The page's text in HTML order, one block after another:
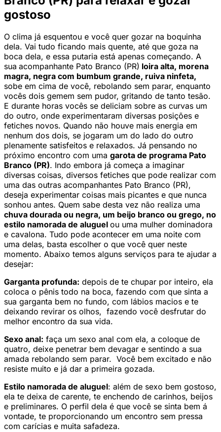
gostoso
O clima já esquentou e você quer gozar na boquinha
dela. Vai tudo ficando mais quente, até que goza na
boca dela, e essa putaria está apenas começando. A
sua acompanhante Pato Branco (PR) loira alta, morena
magra, negra com bumbum grande, ruiva ninfeta,
sobe em cima de você, rebolando sem parar, enquanto
vocês dois gemem sem pudor, gritando de tanto tesão.
E durante horas vocês se deliciam sobre as curvas um
do outro, onde experimentaram diversas posições e
fetiches novos. Quando não houve mais energia em
nenhum dos dois, se jogaram um do lado do outro
plenamente satisfeitos e relaxados. Já pensando no
próximo encontro com uma garota de programa Pato
Branco (PR). Indo embora já começa a imaginar
diversas coisas, diversos fetiches que pode realizar com
uma das outras acompanhantes Pato Branco (PR),
deseja experimentar coisas mais picantes e que nunca
sonhou antes. Quem sabe desta vez não realiza uma
chuva dourada ou negra, um beijo branco ou grego, no
estilo namorada de aluguel ou uma mulher dominadora
e cavalona. Tudo pode acontecer em uma noite com
uma delas, basta escolher o que você quer neste
momento. Abaixo temos alguns serviços para te ajudar a
desejar:
Garganta profunda: depois de te chupar por inteiro, ela
coloca o pênis todo na boca, fazendo com que sinta a
sua garganta bem no fundo, com lábios macios e te
deixando revirar os olhos, fazendo você desfrutar do
melhor encontro da sua vida.
Sexo anal: faça um sexo anal com ela, a coloque de
quatro, deixe penetrar bem devagar e sentindo a sua
amada rebolando sem parar. Você bem excitado e não
resiste muito e já dar a primeira gozada.
Estilo namorada de aluguel: além de sexo bem gostoso,
ela te deixa de carente, te enchendo de carinhos, beijos
e preliminares. O perfil dela é que você se sinta bem á
vontade, te proporcionando um encontro sem pressa
com carícias e muita safadeza.